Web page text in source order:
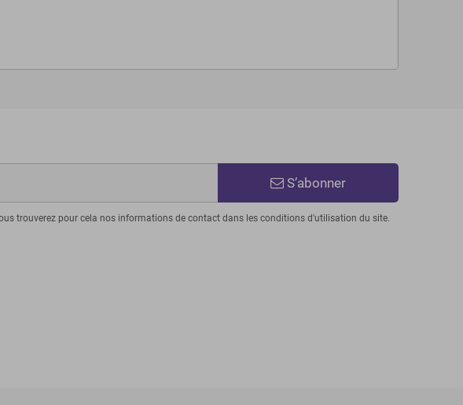
S’abonner
trouverez pour cela nos informations de contact dans les conditions d'utilisation du site.